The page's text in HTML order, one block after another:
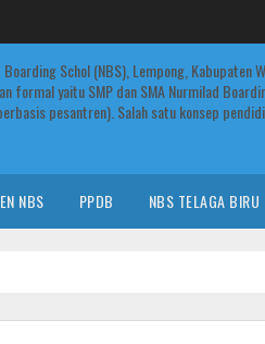
Schol (NBS), Lempong, Kabupaten
formal yaitu SMP dan SMA Nurmilad
pesantren). Salah satu konsep
NBS PPDB NBS TELAGA BIRU